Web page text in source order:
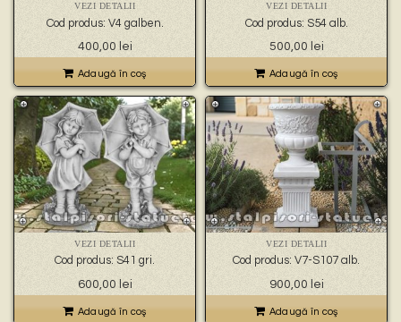
VEZI DETALII
Cod produs: V4 galben.
400,00 lei
Adaugă în coş
VEZI DETALII
Cod produs: S54 alb.
500,00 lei
Adaugă în coş
VEZI DETALII
Cod produs: S41 gri.
600,00 lei
Adaugă în coş
VEZI DETALII
Cod produs: V7-S107 alb.
900,00 lei
Adaugă în coş